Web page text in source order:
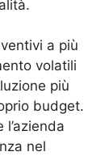
a più
volatili
più
budget.
nel